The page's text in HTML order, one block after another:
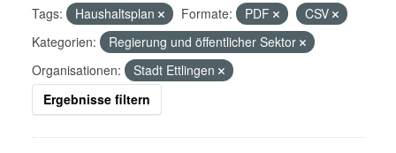
Tags: Haushaltsplan Formate: PDF
CSV
Kategorien:
Regierung und öffentlicher Sektor
Organisationen:
Stadt Ettlingen
Ergebnisse filtern